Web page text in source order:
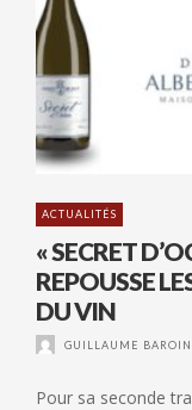
ACTUALITÉS
« SECRET
REPOUSSE
DU VIN
GUILLAUME BAROIN
Pour sa seconde